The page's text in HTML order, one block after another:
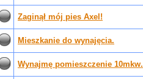
Zaginął mój pies Axel!
Mieszkanie do wynajęcia.
Wynajmę pomieszczenie 10mkw.